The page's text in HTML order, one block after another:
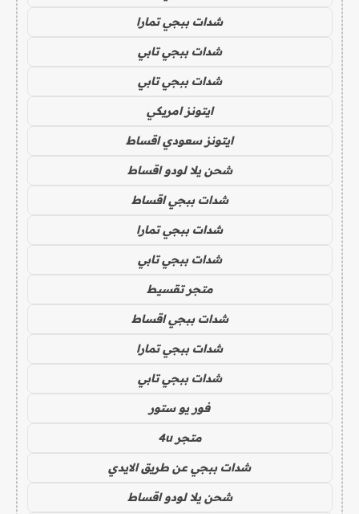
شدات ببجي تمارا
شدات ببجي تابي
شدات ببجي تابي
ايتونز امريكي
ايتونز سعودي اقساط
شحن يلا لودو اقساط
شدات ببجي اقساط
شدات ببجي تمارا
شدات ببجي تابي
متجر تقسيط
شدات ببجي اقساط
شدات ببجي تمارا
شدات ببجي تابي
فور يو ستور
متجر 4u
شدات ببجي عن طريق الايدي
شحن يلا لودو اقساط